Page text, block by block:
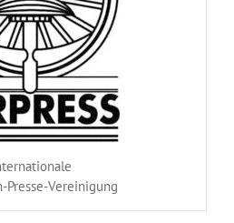
Presse-Vereinigung